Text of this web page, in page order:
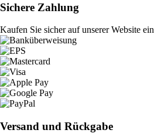
Sichere Zahlung
Kaufen Sie sicher auf unserer Website ein
Versand und Rückgabe